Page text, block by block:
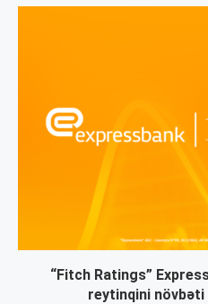
“Fitch Ratings”
reytinqini